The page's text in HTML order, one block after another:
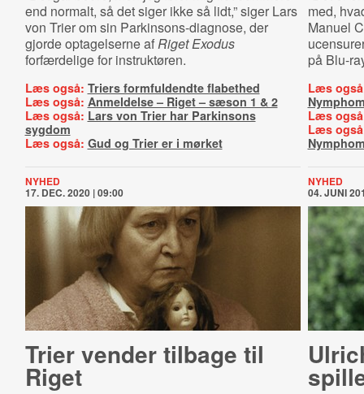
end normalt, så det siger ikke så lidt,” siger Lars
von Trier om sin Parkinsons-diagnose, der
gjorde optagelserne afRiget Exodus
forfærdelige for instruktøren.
Læs også: Triers formfuldendte flabethed
Læs også: Anmeldelse – Riget – sæson 1 & 2
Læs også: Lars von Trier har Parkinsons
sygdom
Læs også: Gud og Trier er i mørket
med,
Manuel
på Blu-
Læs
Læs
Læs
NYHED
17. DEC. 2020 | 09:00
Trier vender tilbage til
Riget
NYHED
04. JUNI